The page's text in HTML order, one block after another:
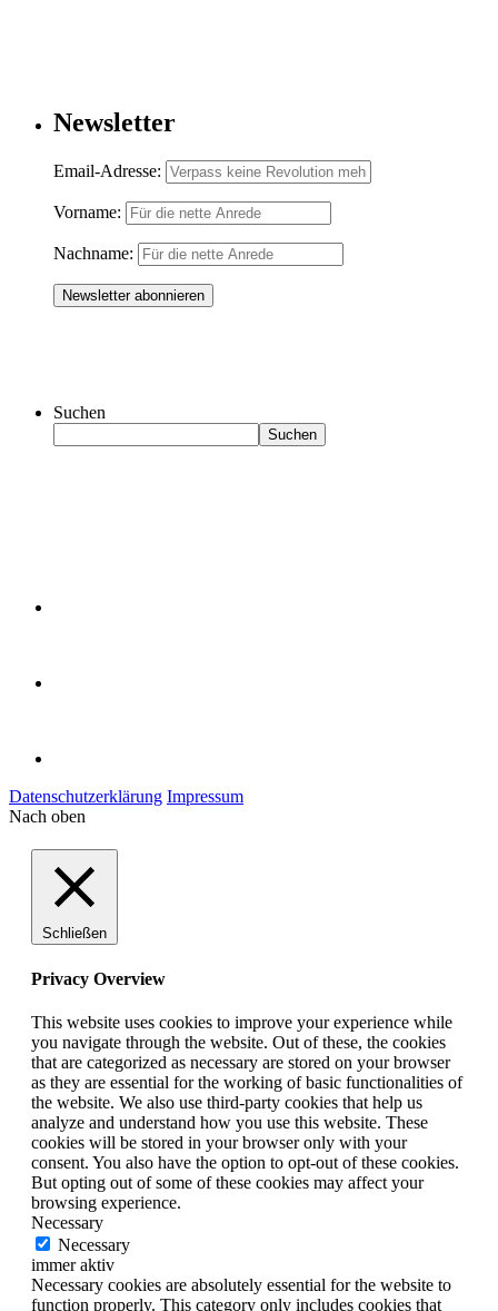
Newsletter
Email-Adresse:
Vorname:
Nachname:
Suchen
Suchen
Datenschutzerklärung Impressum
Nach oben
Schließen
Privacy Overview
This website uses cookies to improve your experience while
you navigate through the website. Out of these, the cookies
that are categorized as necessary are stored on your browser
as they are essential for the working of basic functionalities of
the website. We also use third-party cookies that help us
analyze and understand how you use this website. These
cookies will be stored in your browser only with your
consent. You also have the option to opt-out of these cookies.
But opting out of some of these cookies may affect your
browsing experience.
Necessary
Necessary
immer aktiv
Necessary cookies are absolutely essential for the website to
function properly. This category only includes cookies that